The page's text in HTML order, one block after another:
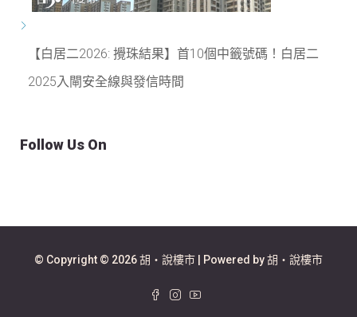
【白居二2026: 攪珠結果】首10個中籤號碼！白居二
2025入閘安全線與發信時間
Follow Us On
© Copyright © 2026 胡‧說樓市 | Powered by 胡‧說樓市